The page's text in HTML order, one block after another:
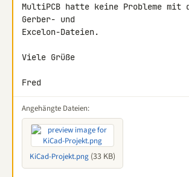
MultiPCB hatte keine Probleme mit
Gerber- und
Excelon-Dateien.
Viele Grüße
Fred
Angehängte Dateien:
KiCad-Projekt.png (33 KB)